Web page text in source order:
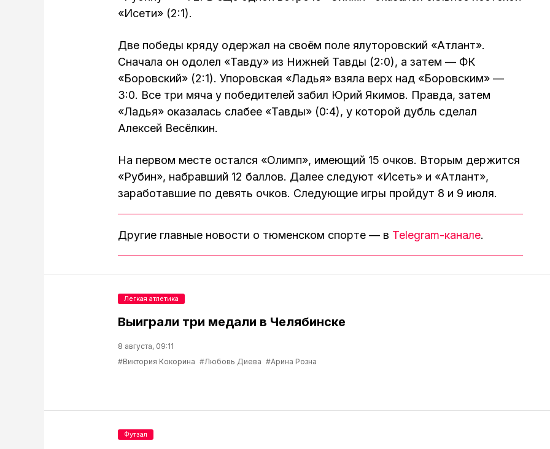
«Исети» (2:1).
Две победы кряду одержал на своём поле ялуторовский «Атлант».
Сначала он одолел «Тавду» из Нижней Тавды (2:0), а затем — ФК
«Боровский» (2:1). Упоровская «Ладья» взяла верх над «Боровским» —
3:0. Все три мяча у победителей забил Юрий Якимов. Правда, затем
«Ладья» оказалась слабее «Тавды» (0:4), у которой дубль сделал
Алексей Весёлкин.
На первом месте остался «Олимп», имеющий 15 очков. Вторым держится
«Рубин», набравший 12 баллов. Далее следуют «Исеть» и «Атлант»,
заработавшие по девять очков. Следующие игры пройдут 8 и 9 июля.
Другие главные новости о тюменском спорте — в Telegram-канале.
Выиграли три медали в Челябинске
8 августа, 09:11
#Виктория Кокорина #Любовь Диева #Арина Розна
Легкая атлетика
Футзал